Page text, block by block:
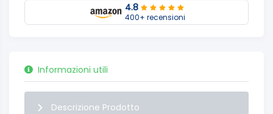
4.8
400+ recensioni
Informazioni utili
Descrizione Prodotto